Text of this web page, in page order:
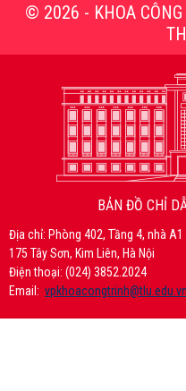
© 2026 - KHOA CÔNG TRÌNH - TRƯỜNG ĐẠI HỌC
BẢN ĐỒ CHỈ
Địa chỉ: Phòng 402, Tầng 4, nhà
175 Tây Sơn, Kim Liên, Hà Nội
Điện thoại: (024) 3852.2024
Email: vpkhoacongtrinh@tlu.edu.vn